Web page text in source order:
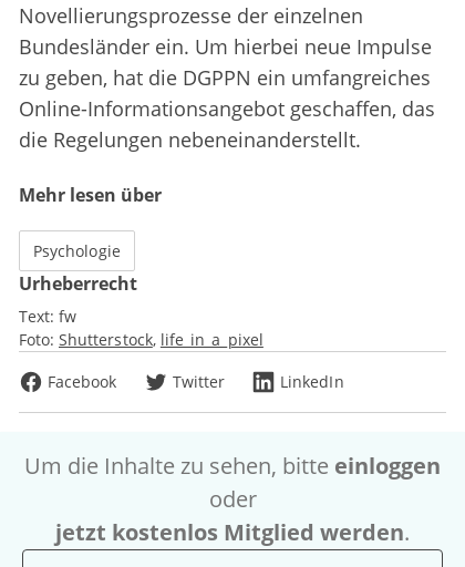
Novellierungsprozesse der einzelnen
Bundesländer ein. Um hierbei neue Impulse
zu geben, hat die DGPPN ein umfangreiches
Online-Informationsangebot geschaffen, das
die Regelungen nebeneinanderstellt.
Mehr lesen über
Psychologie
Urheberrecht
Text: fw
Foto: Shutterstock life_in_a_pixel
Facebook
Twitter LinkedIn
Um die Inhalte zu sehen, bitte einloggen
oder
jetzt kostenlos Mitglied werden.